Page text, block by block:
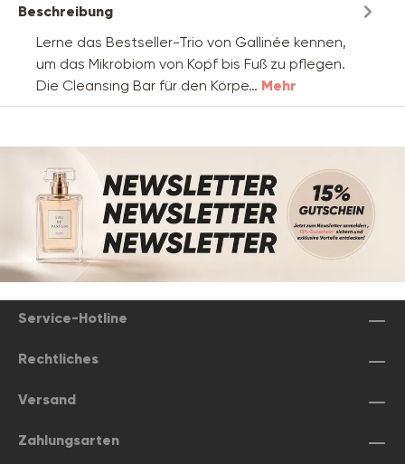
Beschreibung
Lerne das Bestseller-Trio von Gallinée kennen,
um das Mikrobiom von Kopf bis Fuß zu pflegen.
Die Cleansing Bar für den Körpe… Mehr
Service-Hotline
Rechtliches
Versand
Zahlungsarten